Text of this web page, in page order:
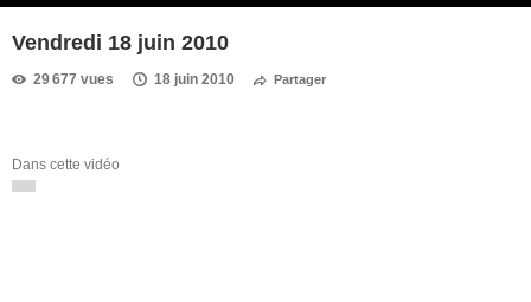
Vendredi 18 juin 2010
29 677 vues 18 juin 2010 Partager
Dans cette vidéo